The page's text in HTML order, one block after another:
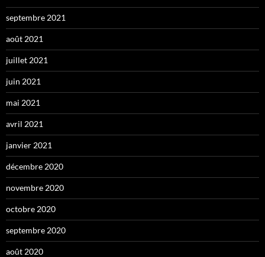
septembre 2021
août 2021
juillet 2021
juin 2021
mai 2021
avril 2021
janvier 2021
décembre 2020
novembre 2020
octobre 2020
septembre 2020
août 2020